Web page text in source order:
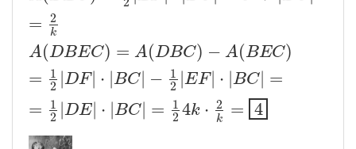
=
2
k
A(DBEC) = A(DBC) − A(BEC)
=
1
2
|DF| ⋅ |BC −
1
2
|EF| ⋅ |BC
=
=
1
2
|DE| ⋅ BC| =
1
2 4k ⋅ 2
k = 4